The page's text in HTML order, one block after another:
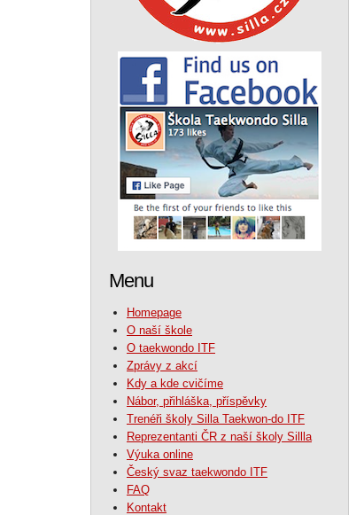
Menu
Homepage
O naší škole
O taekwondo ITF
Zprávy z akcí
Kdy a kde cvičíme
Nábor, přihláška, příspěvky
Trenéři školy Silla Taekwon-do ITF
Reprezentanti ČR z naší školy Sillla
Výuka online
Český svaz taekwondo ITF
FAQ
Kontakt